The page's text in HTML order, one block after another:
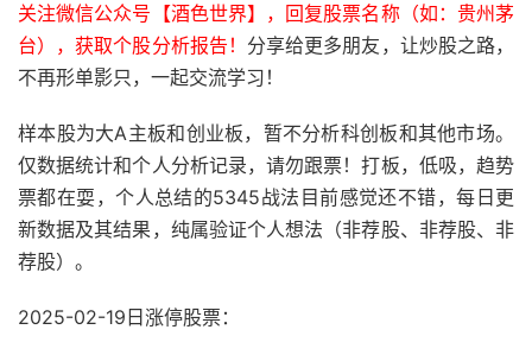
关注微信公众号【酒色世界】，回复股票名称（如：贵州茅
台），获取个股分析报告！ 分享给更多朋友，让炒股之路，
不再形单影只，一起交流学习！
样本股为大A主板和创业板，暂不分析科创板和其他市场。
仅数据统计和个人分析记录，请勿跟票！打板，低吸，趋势
票都在耍，个人总结的5345战法目前感觉还不错，每日更
新数据及其结果，纯属验证个人想法（非荐股、非荐股、非
荐股）。
2025-02-19日涨停股票：